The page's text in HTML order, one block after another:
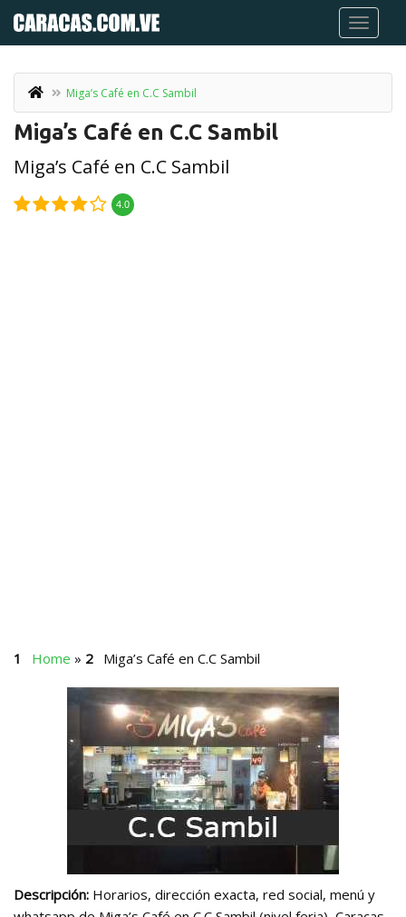
Miga’s Café en C.C Sambil
Miga’s Café en C.C Sambil
Miga’s Café en C.C Sambil
4.0
Home » Miga’s Café en C.C Sambil
Descripción: Horarios, dirección exacta, red social, menú y